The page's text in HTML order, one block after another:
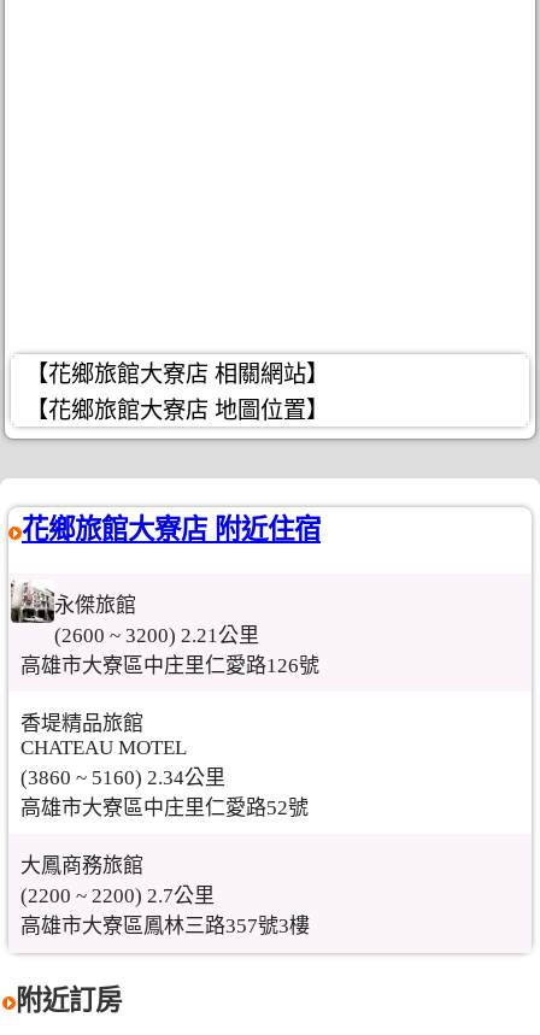
【花鄉旅館大寮店 相關網站】
【花鄉旅館大寮店 地圖位置】
花鄉旅館大寮店 附近住宿
永傑旅館
(2600 ~ 3200) 2.21公里
高雄市大寮區中庄里仁愛路126號
香堤精品旅館
CHATEAU MOTEL
(3860 ~ 5160) 2.34公里
高雄市大寮區中庄里仁愛路52號
大鳳商務旅館
(2200 ~ 2200) 2.7公里
高雄市大寮區鳳林三路357號3樓
附近訂房